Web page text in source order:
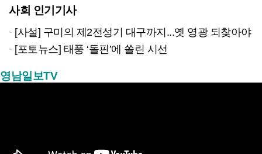
사회 인기기사
[사설] 구미의 제2전성기 대구까지...옛 영광 되찾아야
[포토뉴스] 태풍 ‘돌핀’에 쏠린 시선
영남일보TV